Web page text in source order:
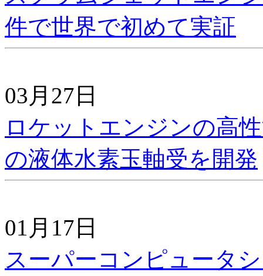
件で世界で初めて実証
03月27日
ロケットエンジンの高
の液体水素玉軸受を開発
01月17日
スーパーコンピュータ